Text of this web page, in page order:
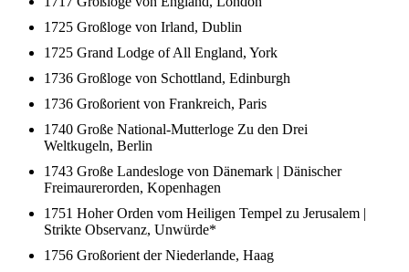
1725 Großloge von Irland, Dublin
1725 Grand Lodge of All England, York
1736 Großloge von Schottland, Edinburgh
1736 Großorient von Frankreich, Paris
1740 Große National-Mutterloge Zu den Drei
Weltkugeln, Berlin
1743 Große Landesloge von Dänemark | Dänischer
Freimaurerorden, Kopenhagen
1751 Hoher Orden vom Heiligen Tempel zu Jerusalem |
Strikte Observanz, Unwürde*
1756 Großorient der Niederlande, Haag